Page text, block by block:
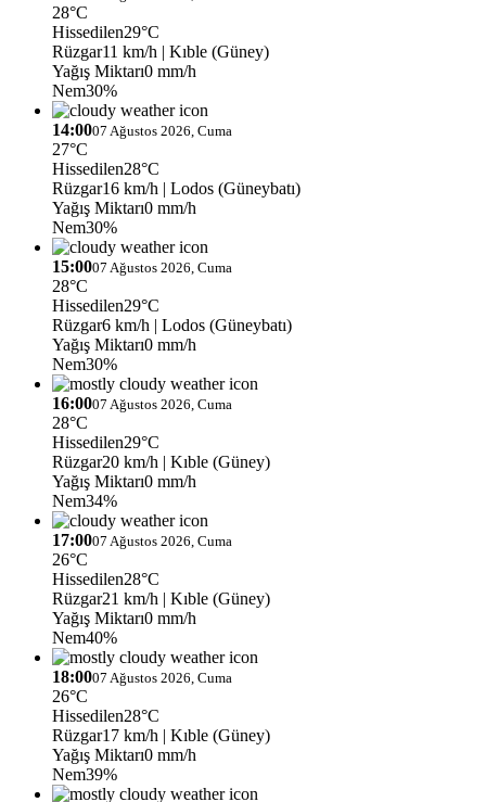
28°C
Hissedilen29°C
Rüzgar11 km/h | Kıble (Güney)
Yağış Miktarı0 mm/h
Nem30%
14:0007 Ağustos 2026, Cuma
27°C
Hissedilen28°C
Rüzgar16 km/h | Lodos (Güneybatı)
Yağış Miktarı0 mm/h
Nem30%
15:0007 Ağustos 2026, Cuma
28°C
Hissedilen29°C
Rüzgar6 km/h | Lodos (Güneybatı)
Yağış Miktarı0 mm/h
Nem30%
16:0007 Ağustos 2026, Cuma
28°C
Hissedilen29°C
Rüzgar20 km/h | Kıble (Güney)
Yağış Miktarı0 mm/h
Nem34%
17:0007 Ağustos 2026, Cuma
26°C
Hissedilen28°C
Rüzgar21 km/h | Kıble (Güney)
Yağış Miktarı0 mm/h
Nem40%
18:0007 Ağustos 2026, Cuma
26°C
Hissedilen28°C
Rüzgar17 km/h | Kıble (Güney)
Yağış Miktarı0 mm/h
Nem39%